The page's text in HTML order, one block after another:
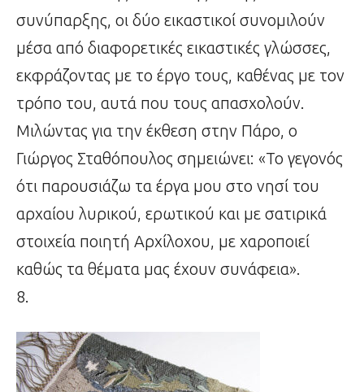
συνύπαρξης, οι δύο εικαστικοί συνομιλούν
μέσα από διαφορετικές εικαστικές γλώσσες,
εκφράζοντας με το έργο τους, καθένας με τον
τρόπο του, αυτά που τους απασχολούν.
Μιλώντας για την έκθεση στην Πάρο, ο
Γιώργος Σταθόπουλος σημειώνει: «Το γεγονός
ότι παρουσιάζω τα έργα μου στο νησί του
αρχαίου λυρικού, ερωτικού και με σατιρικά
στοιχεία ποιητή Αρχίλοχου, με χαροποιεί
καθώς τα θέματα μας έχουν συνάφεια».
8.